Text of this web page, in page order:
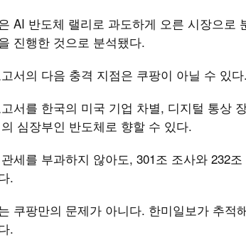
AI 반도체 랠리로 과도하게 오른 시장으
진행한 것으로 분석됐다.
서의 다음 충격 지점은 쿠팡이 아닐 수 있다.
서를 한국의 미국 기업 차별, 디지털 통상
심장부인 반도체로 향할 수 있다.
세를 부과하지 않아도, 301조 조사와 232
.
쿠팡만의 문제가 아니다. 한미일보가 추적
.